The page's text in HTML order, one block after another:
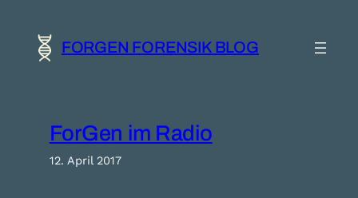
springen
FORGEN FORENSIK BLOG
ForGen im Radio
12. April 2017